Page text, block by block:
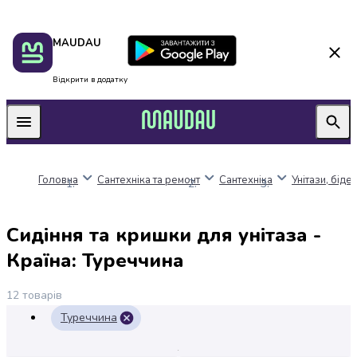
школяра
Оплата
нацкешбек
Алкоголь
вина
Міцний
алкоголь
Віскі
і
коньяк
Дніпро
Одеса
Львів
Харків
MAUDAU
Відкрити в додатку
Головна Сантехніка та ремонт Сантехніка Унітази, біде
Сидіння та кришки для унітаза -
Країна: Туреччина
12 товарів
Туреччина